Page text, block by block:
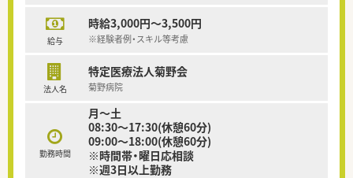
給与
時給3,000円～3,500円
※経験者例・スキル等考慮
法人名
特定医療法人菊野会
菊野病院
勤務時間
月～土
08:30～17:30(休憩60分)
09:00～18:00(休憩60分)
※時間帯・曜日応相談
※週3日以上勤務